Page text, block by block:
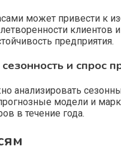
может привести к
предприятия.
и спрос
анализировать
модели и
в течение года.